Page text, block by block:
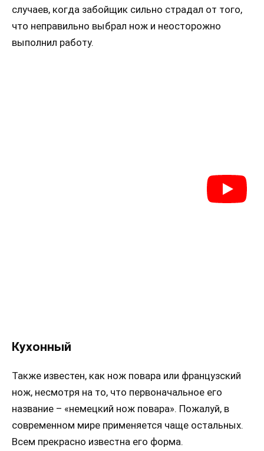
случаев, когда забойщик сильно страдал от того,
что неправильно выбрал нож и неосторожно
выполнил работу.
Кухонный
Также известен, как нож повара или французский
нож, несмотря на то, что первоначальное его
название – «немецкий нож повара». Пожалуй, в
современном мире применяется чаще остальных.
Всем прекрасно известна его форма.